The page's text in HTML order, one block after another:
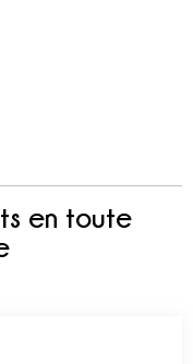
en toute